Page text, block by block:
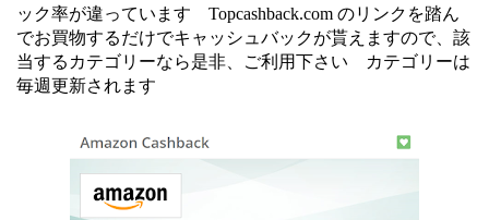
ック率が違っています Topcashback.com のリンクを踏ん
でお買物するだけでキャッシュバックが貰えますので、該
当するカテゴリーなら是非、ご利用下さい カテゴリーは
毎週更新されます